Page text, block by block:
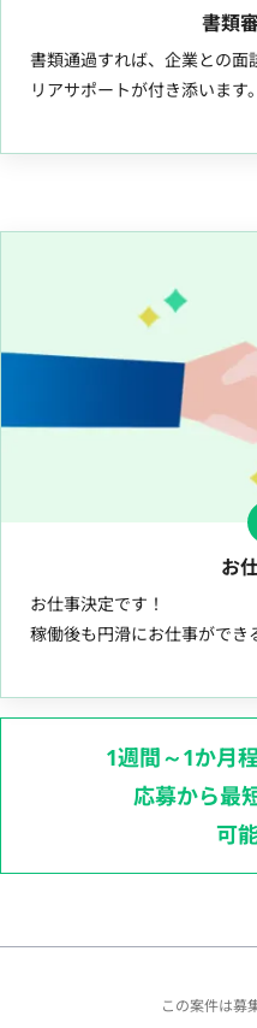
書類
書類通過すれば、企業との面
リアサポートが付き添います。
お
お仕事決定です！
稼働後も円滑にお仕事ができ
1週間～1か月
応募から最
可
この案件は募